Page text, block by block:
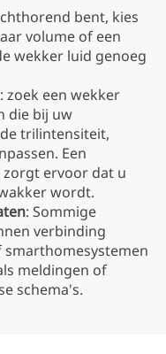
bent, kies
volume of een
wekker luid genoeg
: zoek een wekker
die bij uw
trilintensiteit,
Een
ervoor dat u
wordt.
: Sommige
verbinding
meldingen of
schema's.